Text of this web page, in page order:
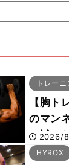
トレー
【胸ト
のマン
そ試し
「拮抗
2026/
HYROX